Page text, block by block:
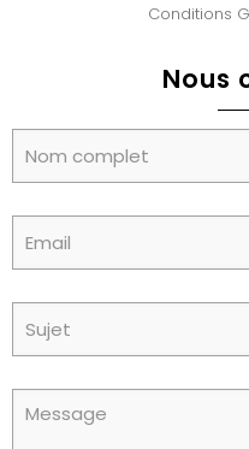
Conditions
Nous